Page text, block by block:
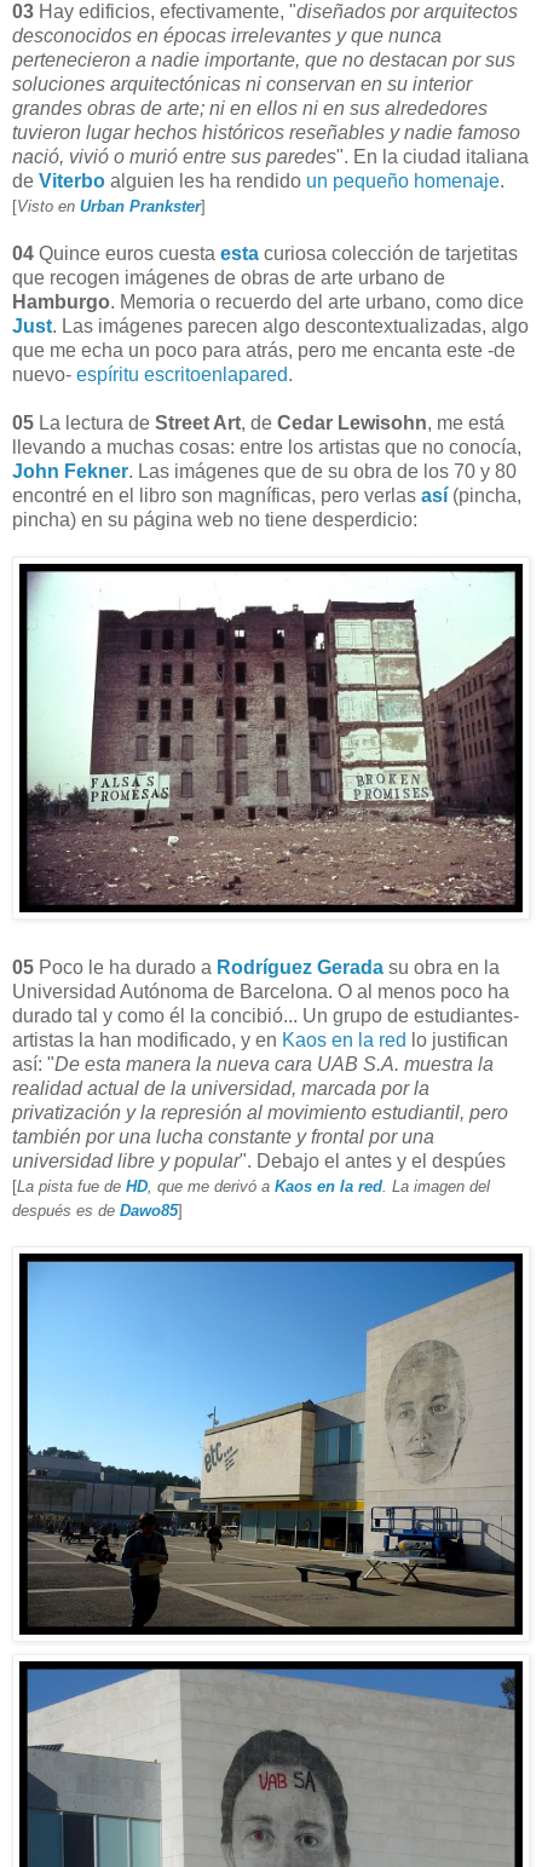
03 Hay edificios, efectivamente, "diseñados por arquitectos
desconocidos en épocas irrelevantes y que nunca
pertenecieron a nadie importante, que no destacan por sus
soluciones arquitectónicas ni conservan en su interior
grandes obras de arte; ni en ellos ni en sus alrededores
tuvieron lugar hechos históricos reseñables y nadie famoso
nació, vivió o murió entre sus paredes". En la ciudad italiana
de Viterbo alguien les ha rendido un pequeño homenaje.
[Visto en Urban Prankster]
04 Quince euros cuesta esta curiosa colección de tarjetitas
que recogen imágenes de obras de arte urbano de
Hamburgo. Memoria o recuerdo del arte urbano, como dice
Just. Las imágenes parecen algo descontextualizadas, algo
que me echa un poco para atrás, pero me encanta este -de
nuevo- espíritu escritoenlapared.
05 La lectura de Street Art, de Cedar Lewisohn, me está
llevando a muchas cosas: entre los artistas que no conocía,
John Fekner. Las imágenes que de su obra de los 70 y 80
encontré en el libro son magníficas, pero verlas así (pincha,
pincha) en su página web no tiene desperdicio:
05 Poco le ha durado a Rodríguez Gerada su obra en la
Universidad Autónoma de Barcelona. O al menos poco ha
durado tal y como él la concibió... Un grupo de estudiantes-
artistas la han modificado, y en Kaos en la red lo justifican
así: "De esta manera la nueva cara UAB S.A. muestra la
realidad actual de la universidad, marcada por la
privatización y la represión al movimiento estudiantil, pero
también por una lucha constante y frontal por una
universidad libre y popular". Debajo el antes y el despúes
[La pista fue de HD , que me derivó a Kaos en la red . La imagen del
después es de Dawo85]